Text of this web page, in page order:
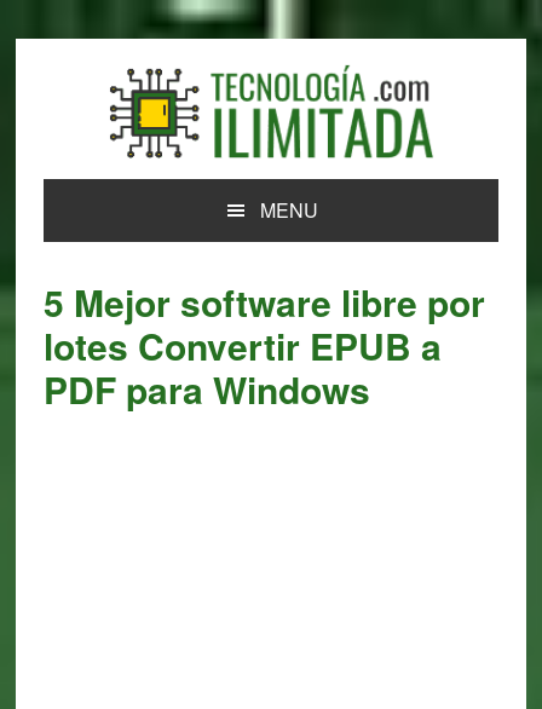
MENU
5 Mejor software libre por
lotes Convertir EPUB a
PDF para Windows